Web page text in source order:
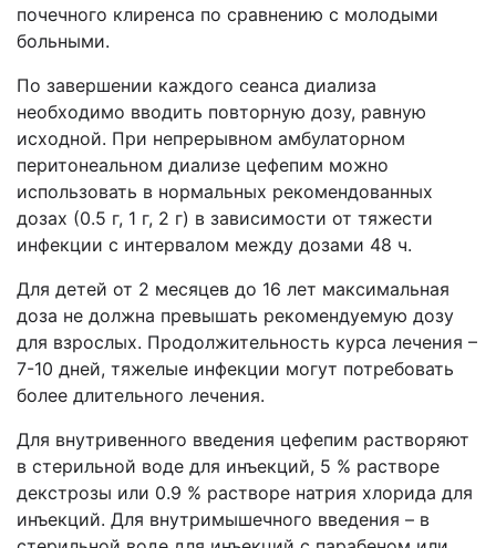
почечного клиренса по сравнению с молодыми
больными.
По завершении каждого сеанса диализа
необходимо вводить повторную дозу, равную
исходной. При непрерывном амбулаторном
перитонеальном диализе цефепим можно
использовать в нормальных рекомендованных
дозах (0.5 г, 1 г, 2 г) в зависимости от тяжести
инфекции с интервалом между дозами 48 ч.
Для детей от 2 месяцев до 16 лет максимальная
доза не должна превышать рекомендуемую дозу
для взрослых. Продолжительность курса лечения –
7-10 дней, тяжелые инфекции могут потребовать
более длительного лечения.
Для внутривенного введения цефепим растворяют
в стерильной воде для инъекций, 5 % растворе
декстрозы или 0.9 % растворе натрия хлорида для
инъекций. Для внутримышечного введения – в